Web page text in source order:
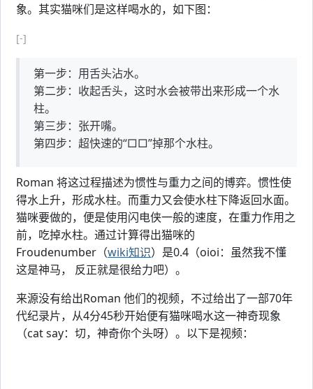
象。其实猫咪们是这样喝水的，如下图：
[-]
第一步：用舌头沾水。
第二步：收起舌头，这时水会被带出来形成一个水
柱。
第三步：张开嘴。
第四步：超快速的“□□”掉那个水柱。
Roman 将这过程描述为惯性与重力之间的博弈。惯性使
得水上升，形成水柱。而重力又会使水柱下降返回水面。
猫咪要做的，便是使用闪电侠一般的速度，在重力作用之
前，吃掉水柱。通过计算得出猫咪的
Froudenumber（wiki知识）是0.4（oioi：虽然我不懂
这是神马， 反正就是很给力吧）。
来源没有给出Roman 他们的视频，不过给出了一部70年
代纪录片，从4分45秒开始便有猫咪喝水这一神奇现象
（cat say：切，神奇你个头呀）。以下是视频：